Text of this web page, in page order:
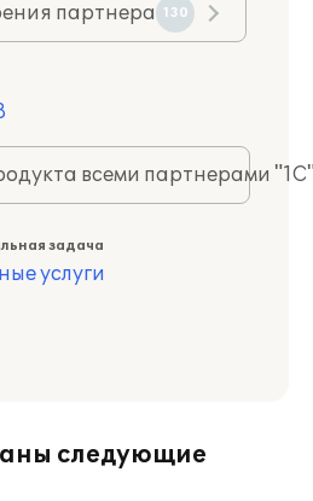
партнера 130
всеми партнерами
задача
услуги
следующие